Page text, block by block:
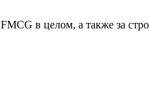
в целом, а также за